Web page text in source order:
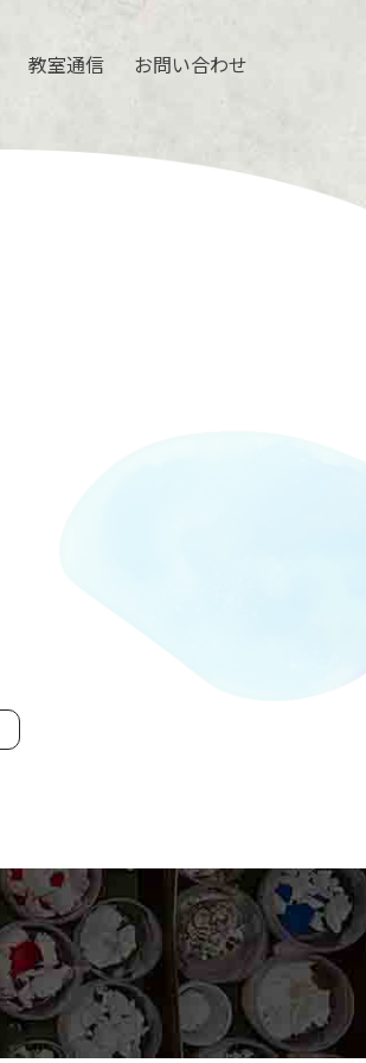
教室通信 お問い合わせ